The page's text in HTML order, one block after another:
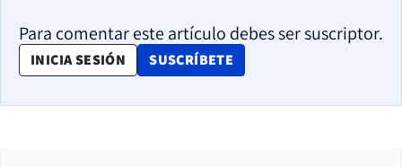
Para comentar este artículo debes ser suscriptor.
INICIA SESIÓN SUSCRÍBETE
OPENS IN NEW WINDOW